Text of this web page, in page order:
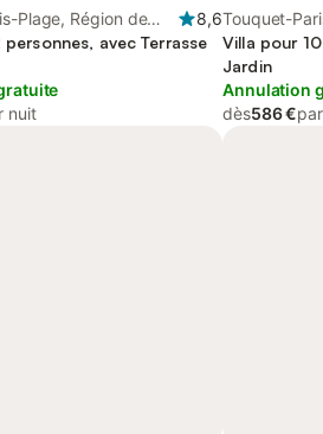
Plage, Région de
8,6
avec Terrasse
nuit
Touquet-
Montreuil
Villa pour
Jardin
Annulation
dès586 €